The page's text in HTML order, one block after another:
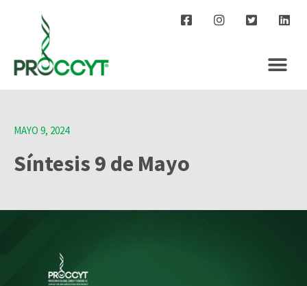
MAYO 9, 2024
Síntesis 9 de Mayo